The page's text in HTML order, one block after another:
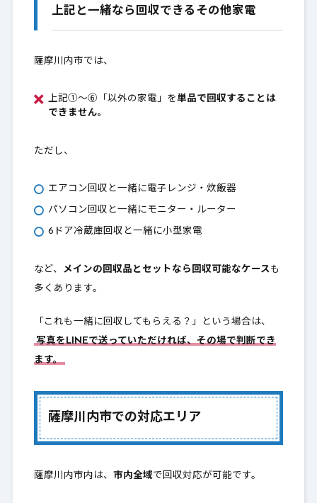
上記と一緒なら回収できるその他家電
薩摩川内市では、
上記①〜⑥「以外の家電」を単品で回収することは
できません。
ただし、
エアコン回収と一緒に電子レンジ・炊飯器
パソコン回収と一緒にモニター・ルーター
6ドア冷蔵庫回収と一緒に小型家電
など、 メインの回収品とセットなら回収可能なケースも
多くあります。
「これも一緒に回収してもらえる？」という場合は、
写真をLINEで送っていただければ、その場で判断でき
ます。
薩摩川内市での対応エリア
薩摩川内市内は、 市内全域で回収対応が可能です。